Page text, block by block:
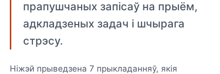
прапушчаных запісаў на прыём,
адкладзеных задач і шчырага
стрэсу.
Ніжэй прыведзена 7 прыкладанняў, якія